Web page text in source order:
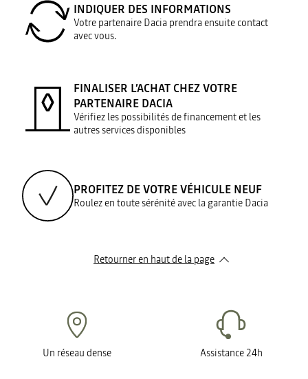
INDIQUER DES INFORMATIONS
Votre partenaire Dacia prendra ensuite contact
avec vous.
FINALISER L’ACHAT CHEZ VOTRE
PARTENAIRE DACIA
Vérifiez les possibilités de financement et les
autres services disponibles
PROFITEZ DE VOTRE VÉHICULE NEUF
Roulez en toute sérénité avec la garantie Dacia
Retourner en haut de la page
Un réseau dense Assistance 24h